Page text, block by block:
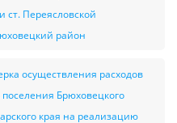
Переясловской
район
осуществления расходов
Брюховецкого
края на реализацию